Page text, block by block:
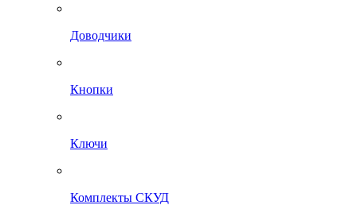
Доводчики
Кнопки
Ключи
Комплекты СКУД